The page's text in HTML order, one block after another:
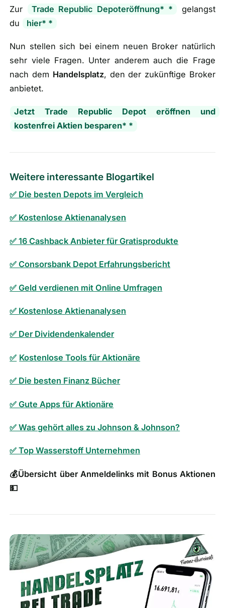
Zur Trade Republic Depoteröffnung* *
gelangst
du
hier* *
Nun stellen sich bei einem neuen Broker natürlich
sehr viele Fragen. Unter anderem auch die Frage
nach dem Handelsplatz, den der zukünftige Broker
anbietet.
Jetzt Trade Republic Depot eröffnen und
kostenfrei Aktien besparen* *
Weitere interessante Blogartikel
✅ Die besten Depots im Vergleich
✅ Kostenlose Aktienanalysen
✅ 16 Cashback Anbieter für Gratisprodukte
✅ Consorsbank Depot Erfahrungsbericht
✅ Geld verdienen mit Online Umfragen
✅ Kostenlose Aktienanalysen
✅ Der Dividendenkalender
✅ Kostenlose Tools für Aktionäre
✅ Die besten Finanz Bücher
✅ Gute Apps für Aktionäre
✅ Was gehört alles zu Johnson & Johnson?
✅ Top Wasserstoff Unternehmen
💰Übersicht über Anmeldelinks mit Bonus Aktionen
💵